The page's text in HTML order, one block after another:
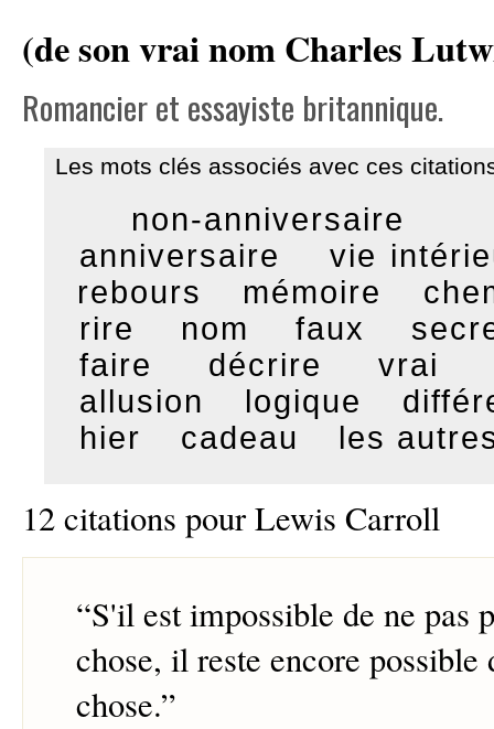
(de son vrai nom Charles
Romancier et essayiste britannique.
Les mots clés associés avec ces
non-anniversaire
anniversaire
vie
rebours
mémoire
rire
nom faux
faire
décrire
vrai
allusion
logique
hier
cadeau les
12 citations pour Lewis Carroll
“S'il est impossible de ne pas
chose, il reste encore possible
chose.”